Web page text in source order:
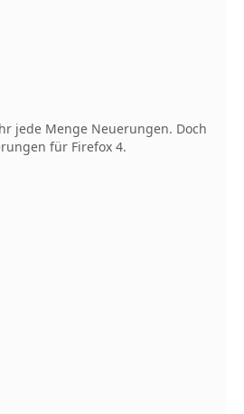
jede Menge Neuerungen. Doch
für Firefox 4.